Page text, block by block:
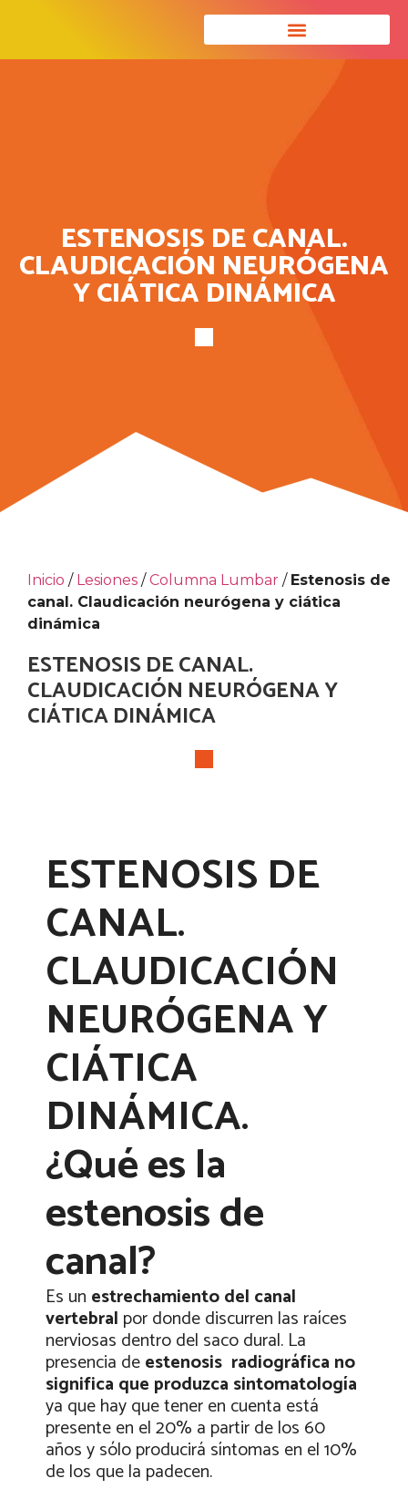
ESTENOSIS DE CANAL.
CLAUDICACIÓN NEURÓGENA
Y CIÁTICA DINÁMICA
Inicio / Lesiones /Columna Lumbar / Estenosis de
canal. Claudicación neurógena y ciática
dinámica
ESTENOSIS DE CANAL.
CLAUDICACIÓN NEURÓGENA Y
CIÁTICA DINÁMICA
ESTENOSIS DE
CANAL.
CLAUDICACIÓN
NEURÓGENA Y
CIÁTICA
DINÁMICA.
¿Qué es la
estenosis de
canal?
Es un estrechamiento del canal
vertebral por donde discurren las raíces
nerviosas dentro del saco dural. La
presencia deestenosis radiográfica no
significa que produzca sintomatología
ya que hay que tener en cuenta está
presente en el 20% a partir de los 60
años y sólo producirá síntomas en el 10%
de los que la padecen.